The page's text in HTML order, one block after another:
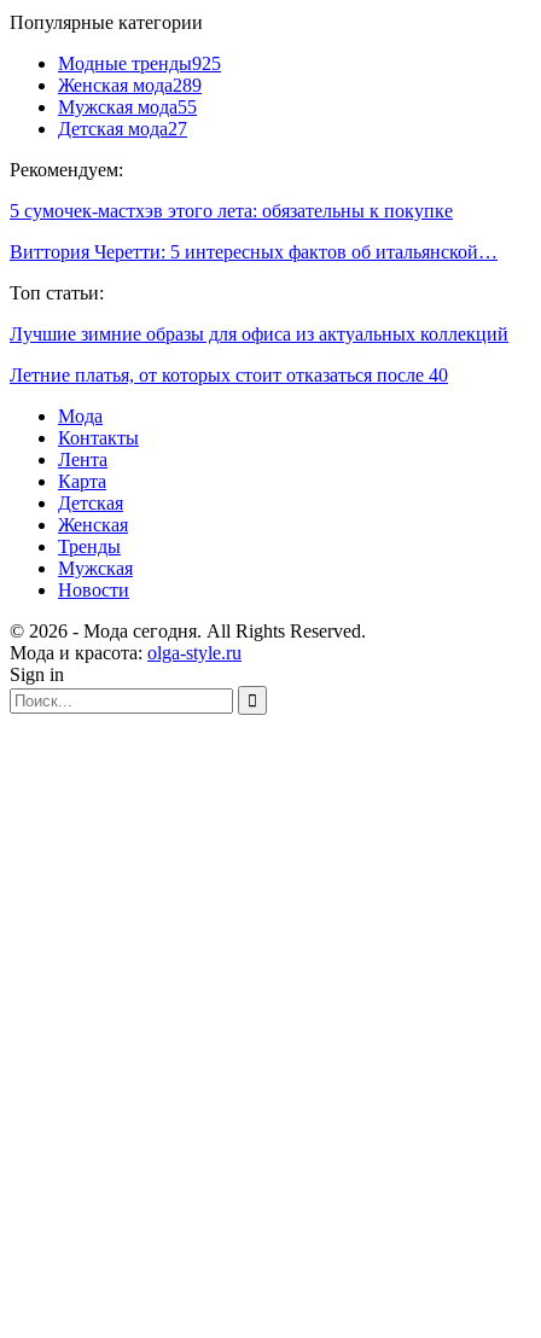
Популярные категории
Модные тренды925
Женская мода289
Мужская мода55
Детская мода27
Рекомендуем:
5 сумочек-мастхэв этого лета: обязательны к покупке
Виттория Черетти: 5 интересных фактов об итальянской…
Топ статьи:
Лучшие зимние образы для офиса из актуальных коллекций
Летние платья, от которых стоит отказаться после 40
Мода
Контакты
Лента
Карта
Детская
Женская
Тренды
Мужская
Новости
© 2026 - Мода сегодня. All Rights Reserved.
Мода и красота: olga-style.ru
Sign in